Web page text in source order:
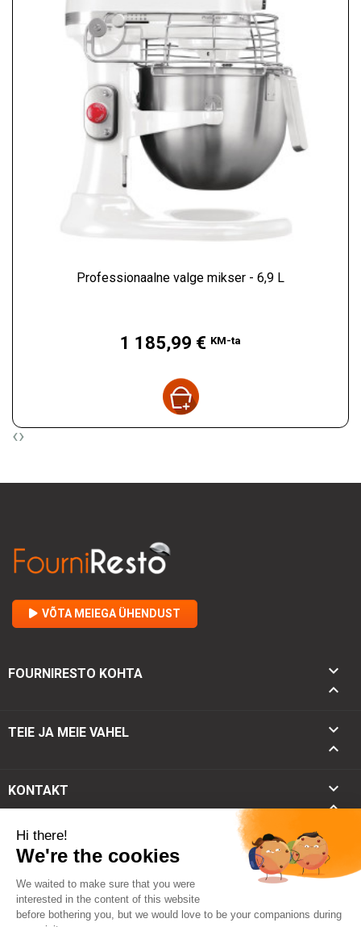
Professionaalne valge mikser - 6,9 L
1 185,99 € KM-ta
‹›
VÕTA MEIEGA ÜHENDUST
FOURNIRESTO KOHTA


TEIE JA MEIE VAHEL


KONTAKT
keyboard_arrow_down
keyboard_arrow_up
© 2026 - Fourniresto